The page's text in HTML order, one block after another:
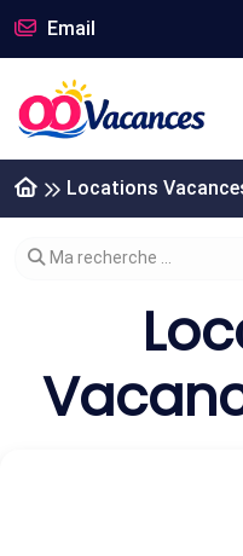
Email
Locations
Modifier votre recherche
Ma recherche ...